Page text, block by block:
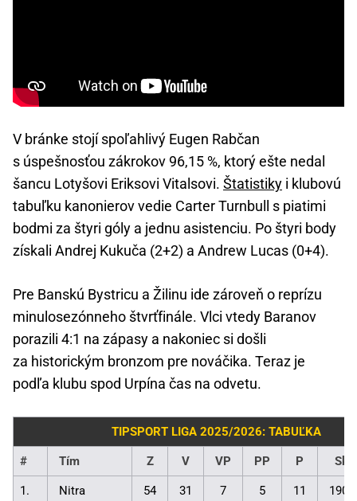
V bránke stojí spoľahlivý Eugen Rabčan
s úspešnosťou zákrokov 96,15 %, ktorý ešte nedal
šancu Lotyšovi Eriksovi Vitalsovi. Štatistiky i klubovú
tabuľku kanonierov vedie Carter Turnbull s piatimi
bodmi za štyri góly a jednu asistenciu. Po štyri body
získali Andrej Kukuča (2+2) a Andrew Lucas (0+4).
Pre Banskú Bystricu a Žilinu ide zároveň o reprízu
minulosezónneho štvrťfinále. Vlci vtedy Baranov
porazili 4:1 na zápasy a nakoniec si došli
za historickým bronzom pre nováčika. Teraz je
podľa klubu spod Urpína čas na odvetu.
TIPSPORT LIGA 2025/2026: TABUĽKA
# Tím Z V VP PP P
1. Nitra 54 31 7 5 11